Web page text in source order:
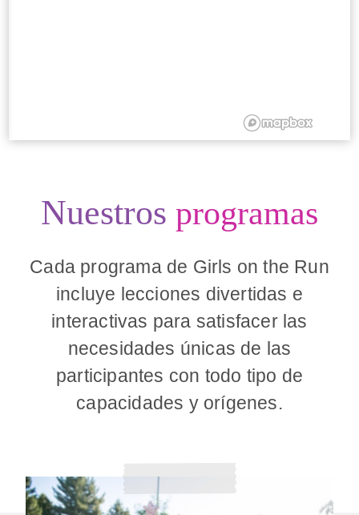
Nuestros programas
Cada programa de Girls on the Run
incluye lecciones divertidas e
interactivas para satisfacer las
necesidades únicas de las
participantes con todo tipo de
capacidades y orígenes.